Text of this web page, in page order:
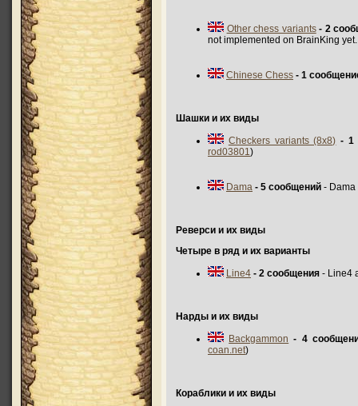
Other chess variants - 2
not implemented on BrainKing
Chinese Chess - 1
Шашки и их виды
Checkers variants (8x8) - 1
rod03801)
Dama - 5 сообщений -
Реверси и их виды
Четыре в ряд и их варианты
Line4 - 2 сообщения - Line4
Нарды и их виды
Backgammon - 4
coan.net)
Кораблики и их виды